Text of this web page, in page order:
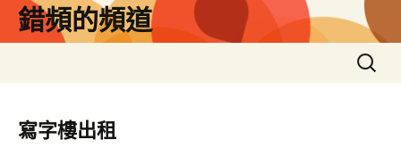
錯頻的頻道
搜
尋
寫字樓出租